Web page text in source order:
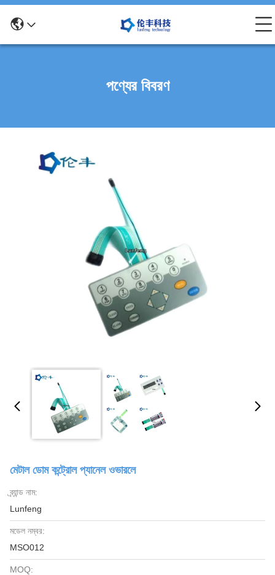
পণ্যের বিবরণ
মেটাল ডোম কন্ট্রোল প্যানেল ওভারলে
ব্র্যান্ড নাম:
Lunfeng
মডেল নম্বর:
MSO012
MOQ: